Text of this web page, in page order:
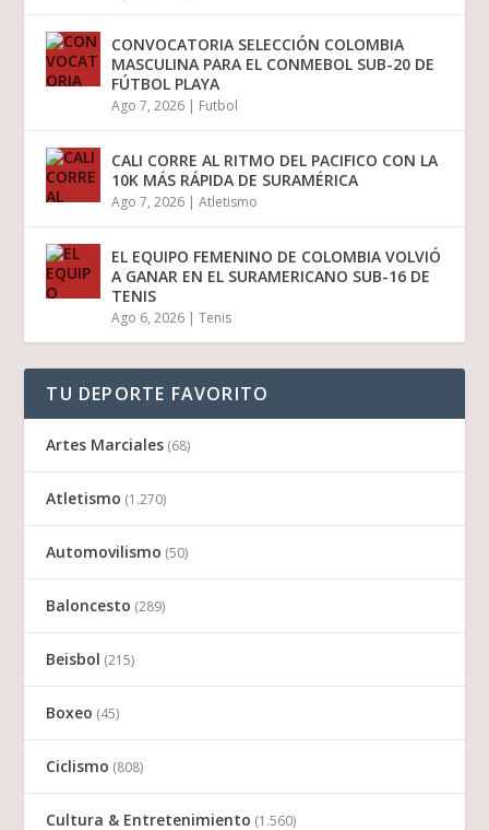
CONVOCATORIA SELECCIÓN COLOMBIA
MASCULINA PARA EL CONMEBOL SUB-20 DE
FÚTBOL PLAYA
Ago 7, 2026 | Futbol
CALI CORRE AL RITMO DEL PACIFICO CON LA
10K MÁS RÁPIDA DE SURAMÉRICA
Ago 7, 2026 |Atletismo
EL EQUIPO FEMENINO DE COLOMBIA VOLVIÓ
A GANAR EN EL SURAMERICANO SUB-16 DE
TENIS
Ago 6, 2026 |Tenis
TU DEPORTE FAVORITO
Artes Marciales (68)
Atletismo (1.270)
Automovilismo (50)
Baloncesto (289)
Beisbol (215)
Boxeo (45)
Ciclismo (808)
Cultura & Entretenimiento (1.560)